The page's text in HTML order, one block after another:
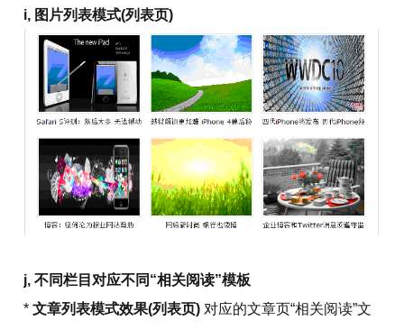
i, 图片列表模式(列表页)
j, 不同栏目对应不同“相关阅读”模板
*文章列表模式效果(列表页) 对应的文章页“相关阅读”文